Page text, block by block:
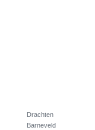
Drachten
Barneveld